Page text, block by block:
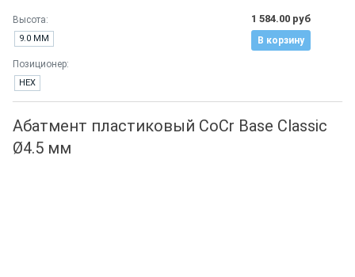
Высота:
9.0 ММ
Позиционер:
HEX
1 584.00 руб
В корзину
Абатмент пластиковый CoCr Base Classic
Ø4.5 мм